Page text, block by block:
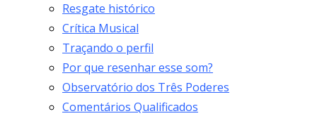
Resgate histórico
Crítica Musical
Traçando o perfil
Por que resenhar esse som?
Observatório dos Três Poderes
Comentários Qualificados